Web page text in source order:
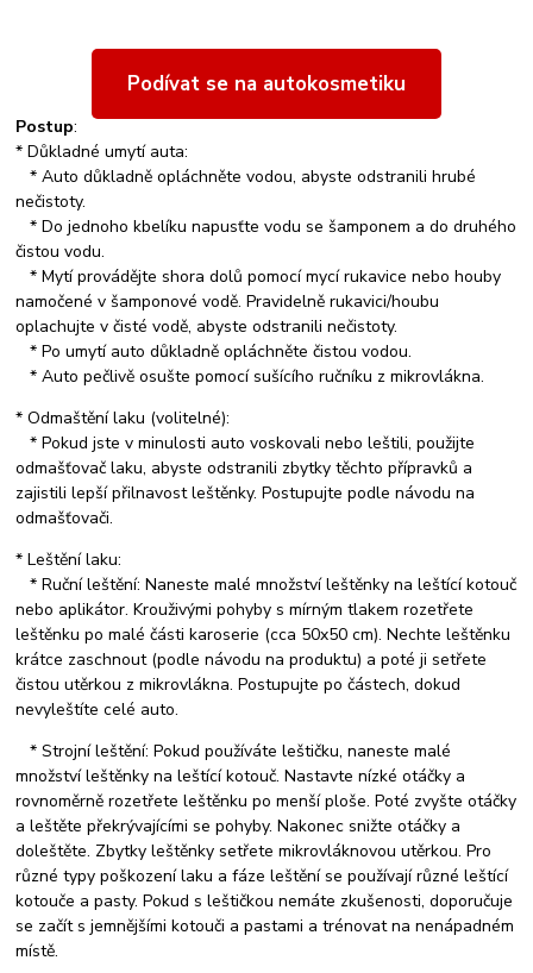
Podívat se na autokosmetiku
Postup:
* Důkladné umytí auta:
* Auto důkladně opláchněte vodou, abyste odstranili hrubé
nečistoty.
* Do jednoho kbelíku napusťte vodu se šamponem a do druhého
čistou vodu.
* Mytí provádějte shora dolů pomocí mycí rukavice nebo houby
namočené v šamponové vodě. Pravidelně rukavici/houbu
oplachujte v čisté vodě, abyste odstranili nečistoty.
* Po umytí auto důkladně opláchněte čistou vodou.
* Auto pečlivě osušte pomocí sušícího ručníku z mikrovlákna.
* Odmaštění laku (volitelné):
* Pokud jste v minulosti auto voskovali nebo leštili, použijte
odmašťovač laku, abyste odstranili zbytky těchto přípravků a
zajistili lepší přilnavost leštěnky. Postupujte podle návodu na
odmašťovači.
* Leštění laku:
* Ruční leštění: Naneste malé množství leštěnky na leštící kotouč
nebo aplikátor. Krouživými pohyby s mírným tlakem rozetřete
leštěnku po malé části karoserie (cca 50x50 cm). Nechte leštěnku
krátce zaschnout (podle návodu na produktu) a poté ji setřete
čistou utěrkou z mikrovlákna. Postupujte po částech, dokud
nevyleštíte celé auto.
* Strojní leštění: Pokud používáte leštičku, naneste malé
množství leštěnky na leštící kotouč. Nastavte nízké otáčky a
rovnoměrně rozetřete leštěnku po menší ploše. Poté zvyšte otáčky
a leštěte překrývajícími se pohyby. Nakonec snižte otáčky a
doleštěte. Zbytky leštěnky setřete mikrovláknovou utěrkou. Pro
různé typy poškození laku a fáze leštění se používají různé leštící
kotouče a pasty. Pokud s leštičkou nemáte zkušenosti, doporučuje
se začít s jemnějšími kotouči a pastami a trénovat na nenápadném
místě.